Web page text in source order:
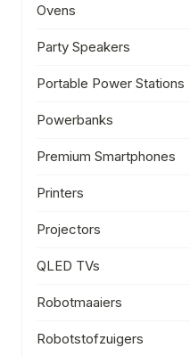
Ovens
Party Speakers
Portable Power Stations
Powerbanks
Premium Smartphones
Printers
Projectors
QLED TVs
Robotmaaiers
Robotstofzuigers